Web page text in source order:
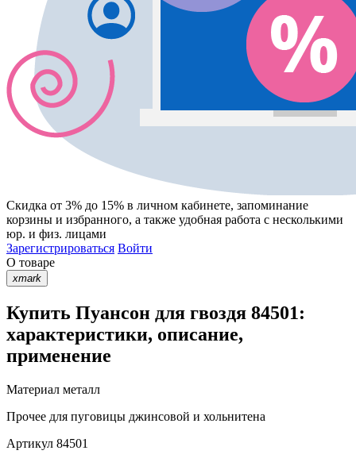
Скидка от 3% до 15% в личном кабинете, запоминание
корзины и избранного, а также удобная работа с несколькими
юр. и физ. лицами
Зарегистрироваться Войти
О товаре
xmark
Купить Пуансон для гвоздя 84501:
характеристики, описание,
применение
Материал металл
Прочее для пуговицы джинсовой и хольнитена
Артикул 84501